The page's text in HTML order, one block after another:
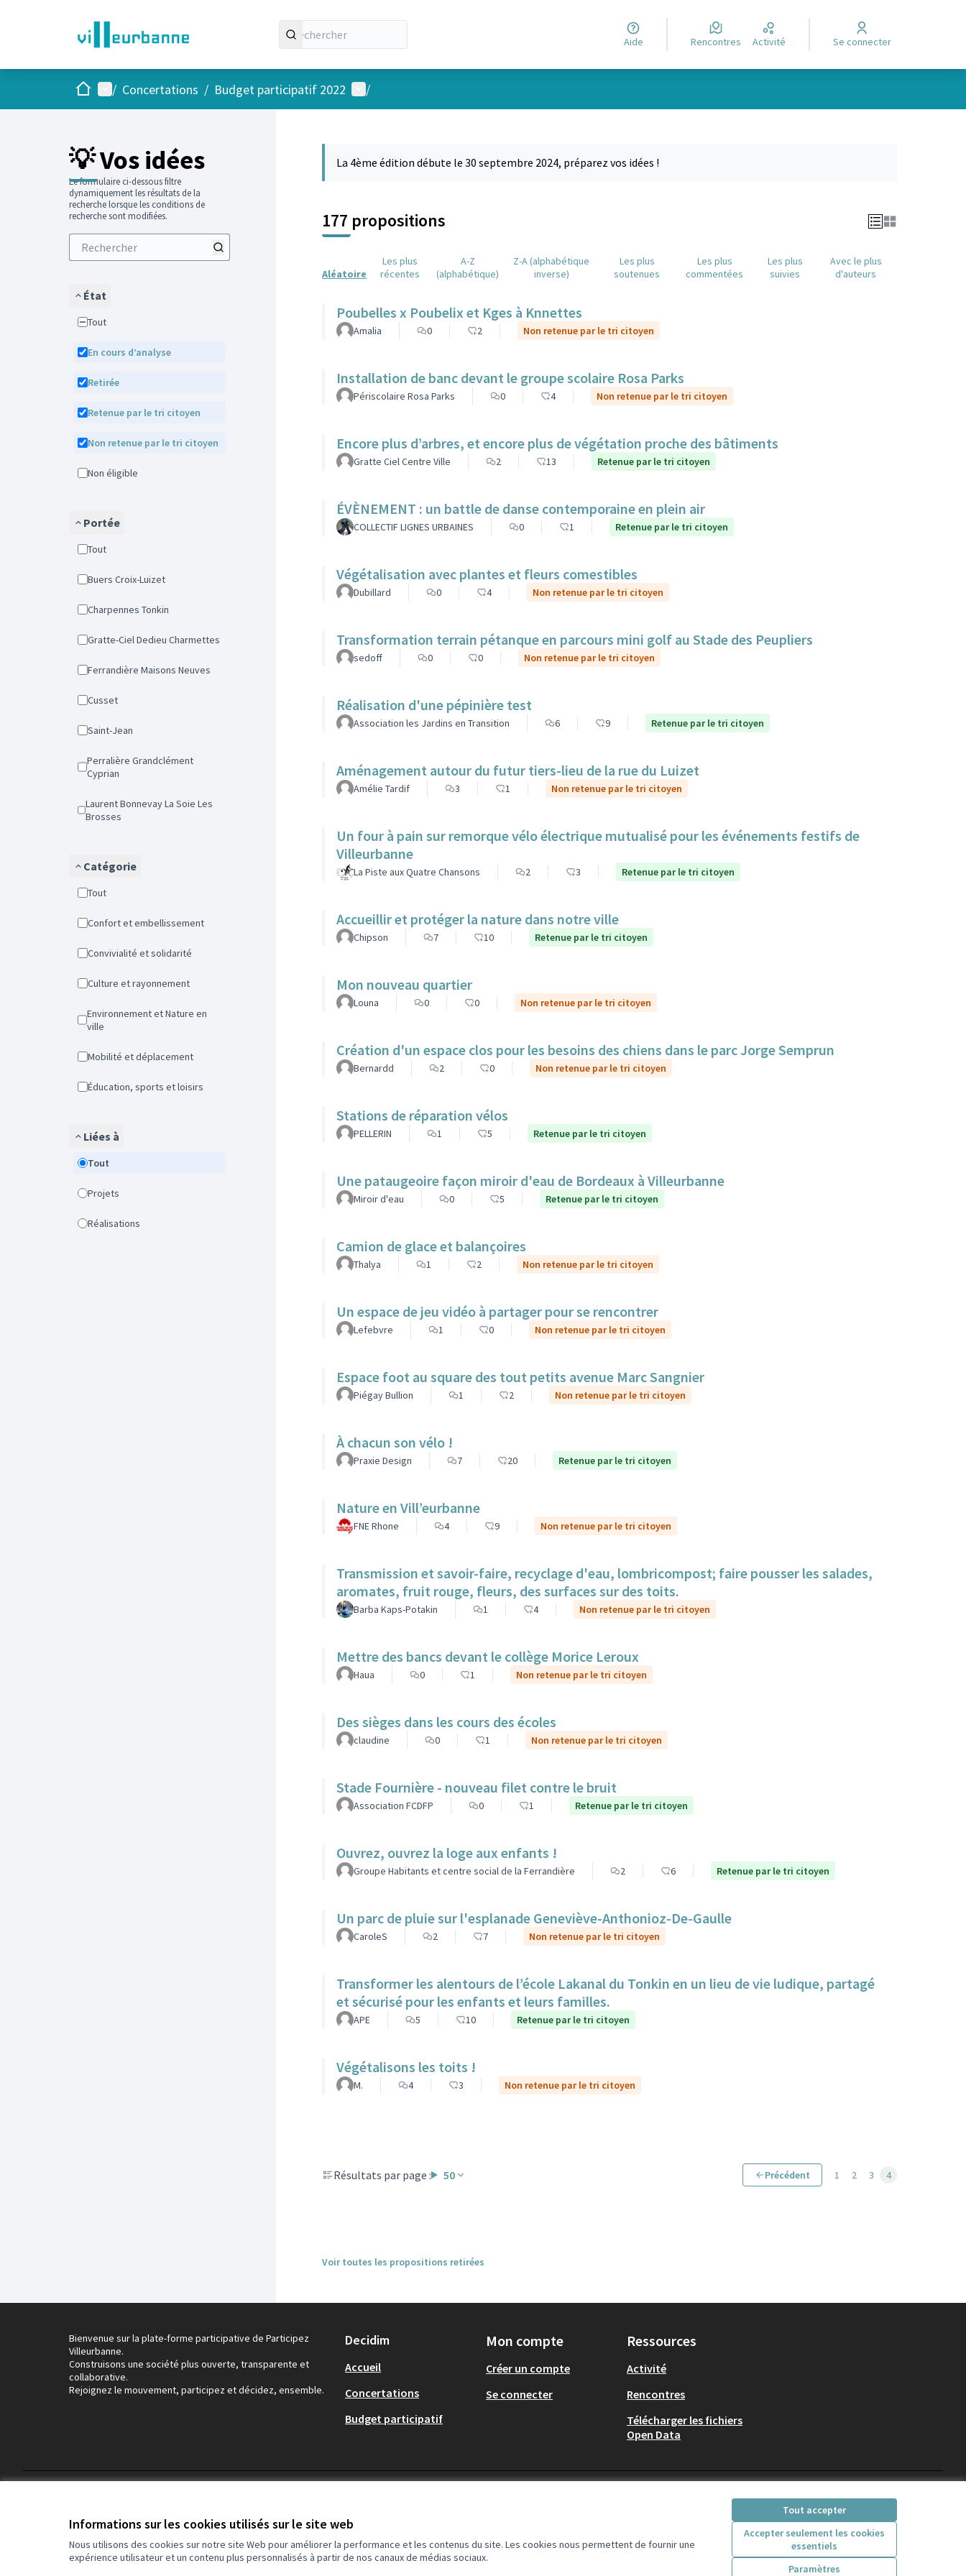
Informations sur les cookies utilisés sur le site web
Nous utilisons des cookies sur notre site Web pour améliorer la performance et les contenus du site. Les cookies nous permettent de fournir une
expérience utilisateur et un contenu plus personnalisés à partir de nos canaux de médias sociaux.
Tout accepter
Accepter seulement les cookies
essentiels
Paramètres
Aide Rencontres Activité Se connecter
AccueilMenu principal
/ Concertations / Budget participatif 2022 Menu utilisateur
/
💡 Vos idées
Le formulaire ci-dessous filtre
dynamiquement les résultats de la
recherche lorsque les conditions de
recherche sont modifiées.
État
Tout
En cours d’analyse
Retirée
Retenue par le tri citoyen
Non retenue par le tri citoyen
Non éligible
Portée
Tout
Buers Croix-Luizet
Charpennes Tonkin
Gratte-Ciel Dedieu Charmettes
Ferrandière Maisons Neuves
Cusset
Saint-Jean
Perralière Grandclément
Cyprian
Laurent Bonnevay La Soie Les
Brosses
Catégorie
Tout
Confort et embellissement
Convivialité et solidarité
Culture et rayonnement
Environnement et Nature en
ville
Mobilité et déplacement
Éducation, sports et loisirs
Liées à
Tout
Projets
Réalisations
La 4ème édition débute le 30 septembre 2024, préparez vos idées !
177 propositions
Aléatoire
Les plus
récentes
A-Z
(alphabétique)
Z-A (alphabétique
inverse)
Les plus
soutenues
Les plus
commentées
Les plus
suivies
Avec le plus
d'auteurs
Poubelles x Poubelix et Kges à Knnettes
Amalia 0 2 Non retenue par le tri citoyen
Installation de banc devant le groupe scolaire Rosa Parks
Périscolaire Rosa Parks 0 4 Non retenue par le tri citoyen
Encore plus d’arbres, et encore plus de végétation proche des bâtiments
Gratte Ciel Centre Ville 2 13 Retenue par le tri citoyen
ÉVÈNEMENT : un battle de danse contemporaine en plein air
COLLECTIF LIGNES URBAINES 0 1 Retenue par le tri citoyen
Végétalisation avec plantes et fleurs comestibles
Dubillard 0 4 Non retenue par le tri citoyen
Transformation terrain pétanque en parcours mini golf au Stade des Peupliers
sedoff 0 0 Non retenue par le tri citoyen
Réalisation d'une pépinière test
Association les Jardins en Transition 6 9 Retenue par le tri citoyen
Aménagement autour du futur tiers-lieu de la rue du Luizet
Amélie Tardif 3 1 Non retenue par le tri citoyen
Un four à pain sur remorque vélo électrique mutualisé pour les événements festifs de
Villeurbanne
La Piste aux Quatre Chansons 2 3 Retenue par le tri citoyen
Accueillir et protéger la nature dans notre ville
Chipson 7 10 Retenue par le tri citoyen
Mon nouveau quartier
Louna 0 0 Non retenue par le tri citoyen
Création d'un espace clos pour les besoins des chiens dans le parc Jorge Semprun
Bernardd 2 0 Non retenue par le tri citoyen
Stations de réparation vélos
PELLERIN 1 5 Retenue par le tri citoyen
Une pataugeoire façon miroir d'eau de Bordeaux à Villeurbanne
Miroir d'eau 0 5 Retenue par le tri citoyen
Camion de glace et balançoires
Thalya 1 2 Non retenue par le tri citoyen
Un espace de jeu vidéo à partager pour se rencontrer
Lefebvre 1 0 Non retenue par le tri citoyen
Espace foot au square des tout petits avenue Marc Sangnier
Piégay Bullion 1 2 Non retenue par le tri citoyen
À chacun son vélo !
Praxie Design 7 20 Retenue par le tri citoyen
Nature en Vill’eurbanne
FNE Rhone 4 9 Non retenue par le tri citoyen
Transmission et savoir-faire, recyclage d'eau, lombricompost; faire pousser les salades,
aromates, fruit rouge, fleurs, des surfaces sur des toits.
Barba Kaps-Potakin 1 4 Non retenue par le tri citoyen
Mettre des bancs devant le collège Morice Leroux
Haua 0 1 Non retenue par le tri citoyen
Des sièges dans les cours des écoles
claudine 0 1 Non retenue par le tri citoyen
Stade Fournière - nouveau filet contre le bruit
Association FCDFP 0 1 Retenue par le tri citoyen
Ouvrez, ouvrez la loge aux enfants !
Groupe Habitants et centre social de la Ferrandière 2 6 Retenue par le tri citoyen
Un parc de pluie sur l'esplanade Geneviève-Anthonioz-De-Gaulle
CaroleS 2 7 Non retenue par le tri citoyen
Transformer les alentours de l’école Lakanal du Tonkin en un lieu de vie ludique, partagé
et sécurisé pour les enfants et leurs familles.
APE 5 10 Retenue par le tri citoyen
Végétalisons les toits !
M. 4 3 Non retenue par le tri citoyen
Résultats par page : 50 Précédent 1 2 3 4
Voir toutes les propositions retirées
Bienvenue sur la plate-forme participative de Participez
Villeurbanne.
Construisons une société plus ouverte, transparente et
collaborative.
Rejoignez le mouvement, participez et décidez, ensemble.
Decidim
Accueil
Concertations
Budget participatif
Mon compte
Créer un compte
Se connecter
Ressources
Activité
Rencontres
Télécharger les fichiers
Open Data
(Lien externe)
(Lien externe)(Lien externe)(Lien externe)
Licence Creative
(Lien externe)